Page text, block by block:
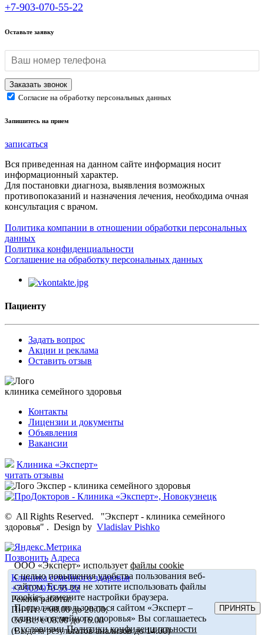
+7-903-070-55-22
Оставьте заявку
Согласие на обработку персональных данных
Запишитесь на прием
записаться
Вся приведенная на данном сайте информация носит
информационный характер.
Для постановки диагноза, выявления возможных
противопоказаний и назначения лечения, необходима очная
консультация с врачом.
Политика компании в отношении обработки персональных
данных
Политика конфиденциальности
Соглашение на обработку персональных данных
Пациенту
Задать вопрос
Акции и реклама
Оставить отзыв
клиника семейного здоровья
Контакты
Лицензии и документы
Объявления
Вакансии
Клиника «Эксперт»
читать отзывы
© All Rights Reserved.
"Эксперт - клиника семейного
здоровья" . Design by Vladislav Pishko
Позвонить Адреса
Клиника семейного здоровья
+7-903-070-55-22
Режим работы:
Пн-Пт: с 08.00 до 20.00,
Сб-Вс: с 08.00 до 16.00
(Выдача результатов анализов до 14.00)
ООО «Эксперт» используетфайлы cookie
с целью повышения удобства пользования веб-
сайтом. Если вы не хотите использовать файлы
cookies, измените настройки браузера.
Продолжая пользоваться сайтом «Эксперт –
клиника семейного здоровья» Вы соглашаетесь
с условиямиПолитики конфиденциальности
ПРИНЯТЬ